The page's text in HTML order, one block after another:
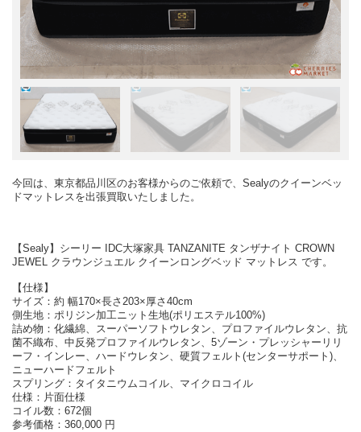
今回は、東京都品川区のお客様からのご依頼で、Sealyのクイーンベッ
ドマットレスを出張買取いたしました。
【Sealy】シーリー IDC大塚家具 TANZANITE タンザナイト CROWN
JEWEL クラウンジュエル クイーンロングベッド マットレス です。
【仕様】
サイズ：約 幅170×長さ203×厚さ40cm
側生地：ポリジン加工ニット生地(ポリエステル100%)
詰め物：化繊綿、スーパーソフトウレタン、プロファイルウレタン、抗
菌不織布、中反発プロファイルウレタン、5ゾーン・プレッシャーリリ
ーフ・インレー、ハードウレタン、硬質フェルト(センターサポート)、
ニューハードフェルト
スプリング：タイタニウムコイル、マイクロコイル
仕様：片面仕様
コイル数：672個
参考価格：360,000 円